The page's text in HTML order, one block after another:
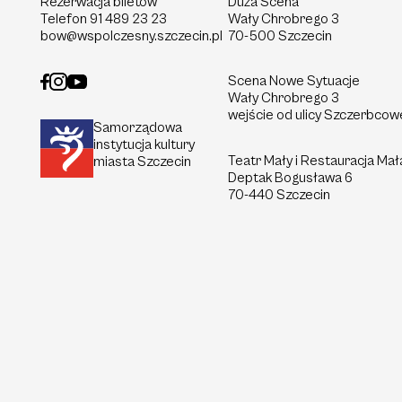
Telefon 91 489 23 23
bow@wspolczesny.szczecin.pl
Samorządowa
instytucja kultury
miasta Szczecin
Wały Chrobrego 3
70-500 Szczecin
Scena Nowe Sytuacje
Wały Chrobrego 3
wejście od ulicy
Teatr Mały i Restauracja
DeptakBogusława 6
70-440 Szczecin